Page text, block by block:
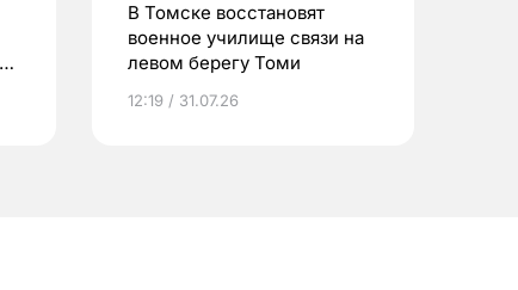
В Томске восстановят
военное училище связи на
левом берегу Томи
12:19 / 31.07.26